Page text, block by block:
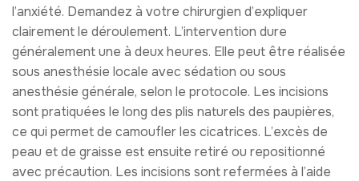
l’anxiété. Demandez à votre chirurgien d’expliquer
clairement le déroulement. L’intervention dure
généralement une à deux heures. Elle peut être réalisée
sous anesthésie locale avec sédation ou sous
anesthésie générale, selon le protocole. Les incisions
sont pratiquées le long des plis naturels des paupières,
ce qui permet de camoufler les cicatrices. L’excès de
peau et de graisse est ensuite retiré ou repositionné
avec précaution. Les incisions sont refermées à l’aide